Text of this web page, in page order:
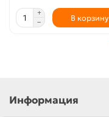
В корзину
Информация